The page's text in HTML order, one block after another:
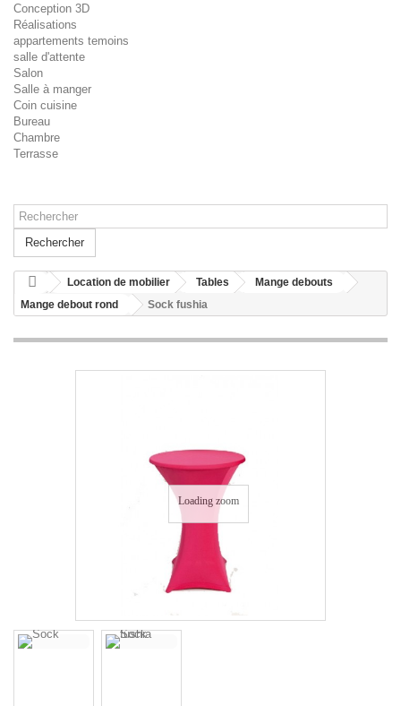
Conception 3D
Réalisations
appartements temoins
salle d'attente
Salon
Salle à manger
Coin cuisine
Bureau
Chambre
Terrasse
Rechercher
Location de mobilier Tables
Mange debouts
Mange debout rond
Sock fushia
Loading zoom